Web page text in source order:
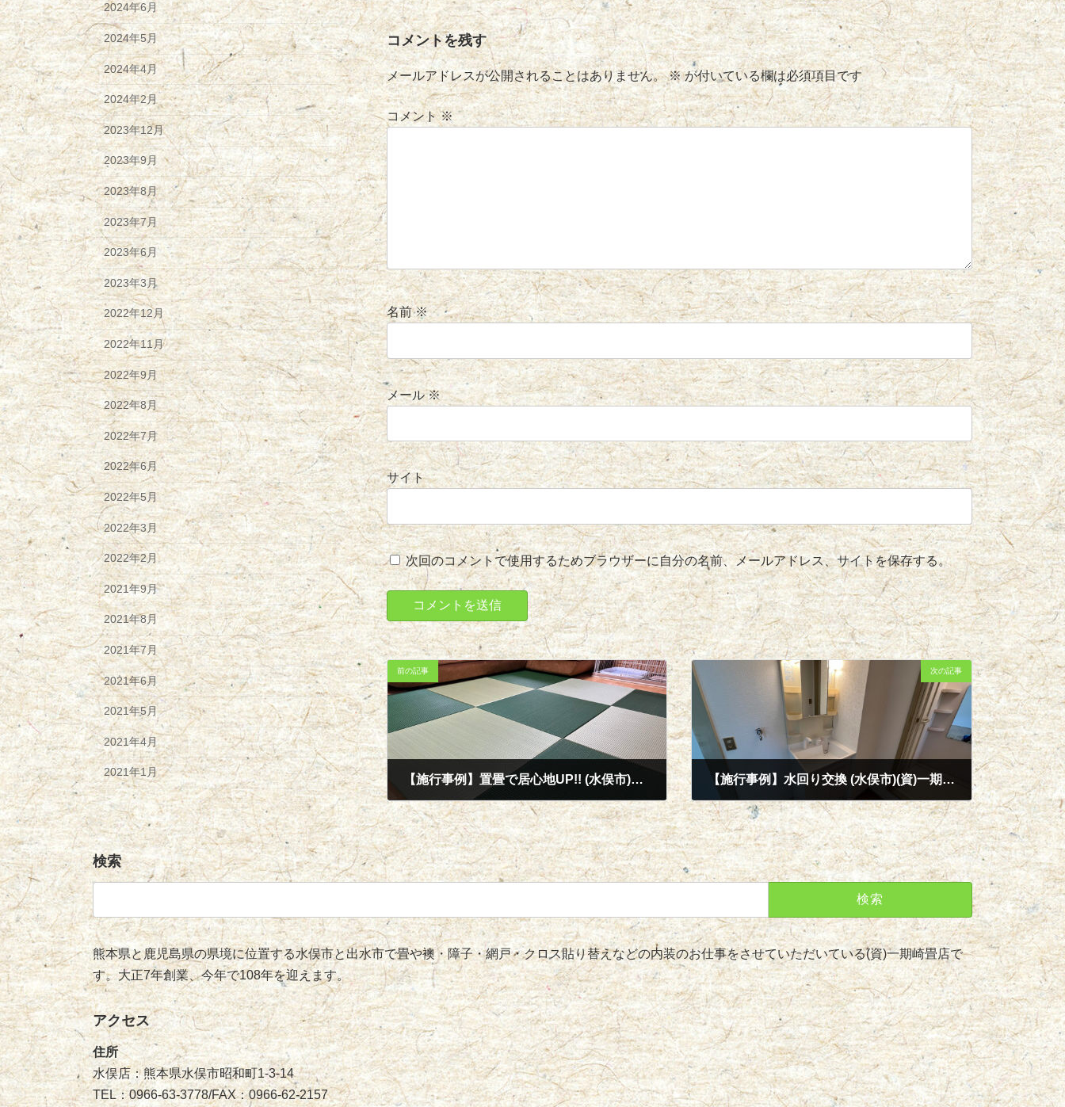
コメントを残す
メールアドレスが公開されることはありません。 ※が付いている欄は必須項目です
コメント※
名前※
メール※
サイト
次回のコメントで使用するためブラウザーに自分の名前、メールアドレス、サイトを保存する。
前の記事
【施行事例】置畳で居心地UP!! (水俣市) (資)一期﨑畳店
2023年6月14日
次の記事
【施行事例】水回り交換 (水俣市)(資)一期崎畳店
2023年6月16日
2024年6月
2024年5月
2024年4月
2024年2月
2023年12月
2023年9月
2023年8月
2023年7月
2023年6月
2023年3月
2022年12月
2022年11月
2022年9月
2022年8月
2022年7月
2022年6月
2022年5月
2022年3月
2022年2月
2021年9月
2021年8月
2021年7月
2021年6月
2021年5月
2021年4月
2021年1月
検索
索:
熊本県と鹿児島県の県境に位置する水俣市と出水市で畳や襖・障子・網戸・クロス貼り替えなどの内装のお仕事をさせていただいている(資)一期崎畳店で
す。大正7年創業、今年で108年を迎えます。
アクセス
住所
水俣店：熊本県水俣市昭和町1-3-14
TEL：0966-63-3778/FAX：0966-62-2157